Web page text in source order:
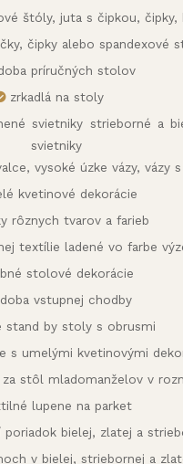
štóly, juta s čipkou,
čipky alebo spandexové
príručných stolov
zrkadlá na stoly
svietniky strieborné a
svietniky
vysoké úzke vázy, vázy
kvetinové dekorácie
rôznych tvarov a farieb
textílie ladené vo farbe
stolové dekorácie
vstupnej chodby
stand by stoly s obrusmi
s umelými kvetinovými
za stôl mladomanželov v
lupene na parket
poriadok bielej, zlatej a
v bielej, striebornej a